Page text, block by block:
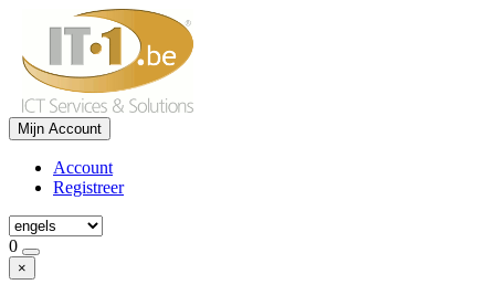
Mijn Account
Account
Registreer
0
×